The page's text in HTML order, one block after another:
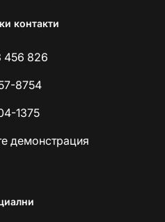
контакти
456 826
8754
1375
демонстрация